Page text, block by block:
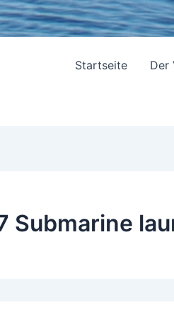
Startseite Der
Submarine